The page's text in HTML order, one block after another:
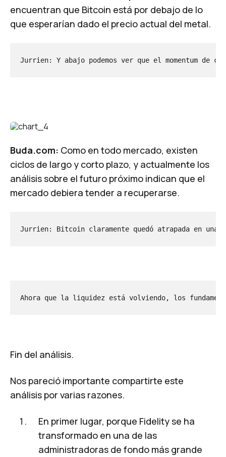
encuentran que Bitcoin está por debajo de lo
que esperarían dado el precio actual del metal.
Jurrien: Y abajo podemos ver que el momentum de
Buda.com: Como en todo mercado, existen
ciclos de largo y corto plazo, y actualmente los
análisis sobre el futuro próximo indican que el
mercado debiera tender a recuperarse.
Jurrien: Bitcoin claramente quedó atrapada en una
Ahora que la liquidez está volviendo, los
Fin del análisis.
Nos pareció importante compartirte este
análisis por varias razones.
En primer lugar, porque Fidelity se ha
transformado en una de las
administradoras de fondo más grande